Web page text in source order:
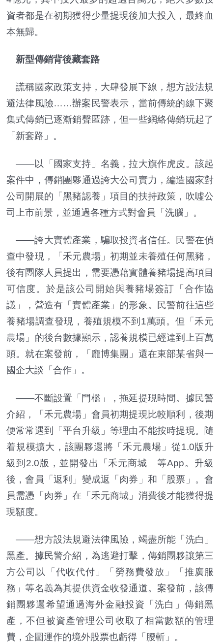
資者都是在初期獲得少量提現後加大投入，最終血
本無歸。
新型傳銷背後藏套路
謊稱國家政策支持，大肆發展下線，想方設法規
避法律風險……辦案民警表示，當前傳統的線下聚
集式傳銷已逐漸銷聲匿跡，但一些網絡傳銷玩起了
「新套路」。
——以「國家支持」名義，拉大旗作虎皮。該起
案件中，傳銷團夥通過誇大公司實力，編造國家對
公司開展的「黑豬認養」項目的扶持政策，吹噓公
司上市前景，並通過各種方式對會員「洗腦」。
——誇大實體產業，騙取投資者信任。民警在偵
查中發現，「禾元農場」初期並未養殖任何黑豬，
後有團隊人員提出，需要憑藉實體養豬場提高項目
可信度。於是該公司開始與養豬場簽訂「合作協
議」，營造有「實體產業」的形象。民警前往這些
養豬場調查發現，養殖規模不到1萬頭。但「禾元
農場」的後台數據顯示，認養規模已經達到上百萬
頭。就在案發前，「龐博集團」還在東部某省與一
國企大談「合作」。
——不斷設置「門檻」，拖延提現時間。據民警
介紹，「禾元農場」會員初期提現比較順利，後期
便常常遇到「平台升級」等理由不能按時提現。隨
着規模擴大，該團夥還將「禾元農場」從1.0版升
級到2.0版，並開發出「禾元商城」等App。升級
後，會員「返利」變成返「肉券」和「股票」。會
員需憑「肉券」在「禾元商城」消費後才能獲得提
現額度。
——想方設法規避法律風險，竭盡所能「洗白」
黑產。據民警介紹，為逃避打擊，傳銷團夥讓第三
方公司以「代收代付」「勞務費發放」「推廣服
務」等名義為其提供資金收發通道。案發前，該傳
銷團夥還希望通過海外金融投資「洗白」傳銷黑
產，不但被資產管理公司收取了相當數額的管理
費，企圖運作的境外股票也虧得「腰斬」。